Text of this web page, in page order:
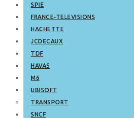
SPIE
FRANCE-TELEVISIONS
HACHETTE
JCDECAUX
TDF
HAVAS
M6
UBISOFT
TRANSPORT
SNCF